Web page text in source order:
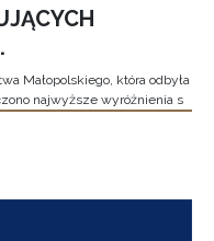
Małopolskiego, która odbyła
najwyższe wyróżnienia s